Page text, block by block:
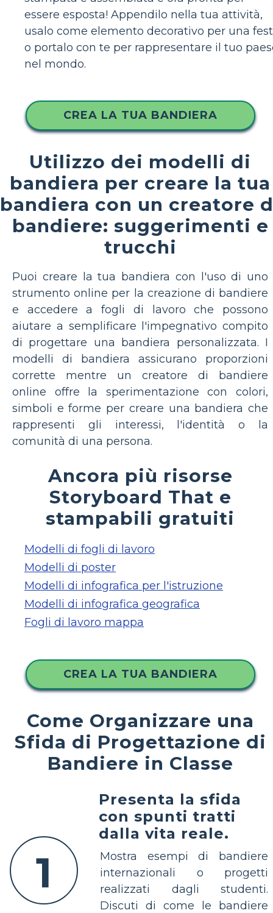
essere esposta! Appendilo nella tua attività,
usalo come elemento decorativo per una
o portalo con te per rappresentare il tuo
nel mondo.
CREA LA TUA BANDIERA
Utilizzo dei modelli di
bandiera per creare la tua
bandiera con un creatore
bandiere: suggerimenti e
trucchi
Puoi creare la tua bandiera con l'uso di uno
strumento online per la creazione di bandiere
e accedere a fogli di lavoro che possono
aiutare a semplificare l'impegnativo compito
di progettare una bandiera personalizzata. I
modelli di bandiera assicurano proporzioni
corrette mentre un creatore di bandiere
online offre la sperimentazione con colori,
simboli e forme per creare una bandiera che
rappresenti gli interessi, l'identità o la
comunità di una persona.
Ancora più risorse
Storyboard That e
stampabili gratuiti
Modelli di fogli di lavoro
Modelli di poster
Modelli di infografica per l'istruzione
Modelli di infografica geografica
Fogli di lavoro mappa
CREA LA TUA BANDIERA
Come Organizzare una
Sfida di Progettazione di
Bandiere in Classe
1
Presenta la sfida
con spunti tratti
dalla vita reale.
Mostra esempi di bandiere
internazionali o progetti
realizzati dagli studenti.
Discuti di come le bandiere